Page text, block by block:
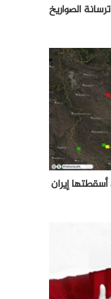
الصواريخ
إيران